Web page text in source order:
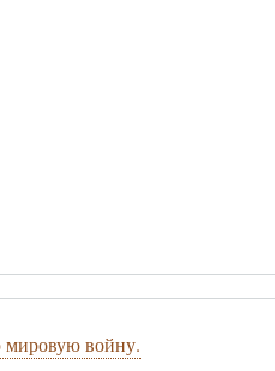
войну.